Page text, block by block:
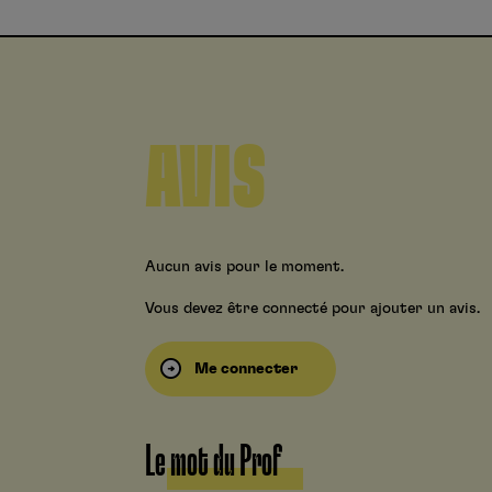
AVIS
Aucun avis pour le moment.
Vous devez être connecté pour ajouter un avis.
Me connecter
Le mot du Prof